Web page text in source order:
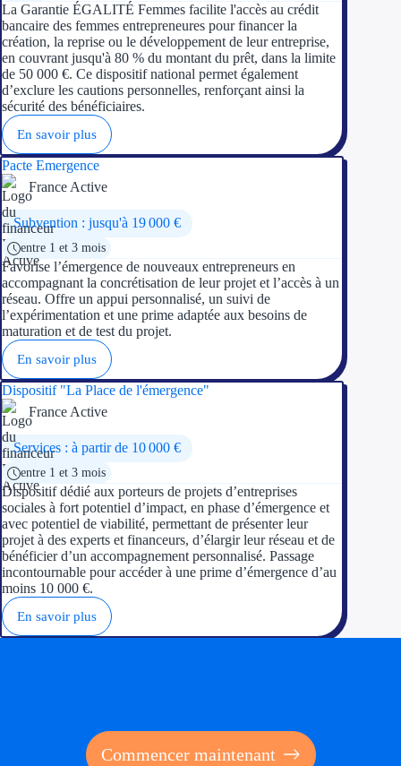
La Garantie ÉGALITÉ Femmes facilite l'accès au crédit
bancaire des femmes entrepreneures pour financer la
création, la reprise ou le développement de leur entreprise,
en couvrant jusqu'à 80 % du montant du prêt, dans la limite
de 50 000 €. Ce dispositif national permet également
d’exclure les cautions personnelles, renforçant ainsi la
sécurité des bénéficiaires.
En savoir plus
Pacte Emergence
France Active
Subvention : jusqu'à 19 000 €
entre 1 et 3 mois
Favorise l’émergence de nouveaux entrepreneurs en
accompagnant la concrétisation de leur projet et l’accès à un
réseau. Offre un appui personnalisé, un suivi de
l’expérimentation et une prime adaptée aux besoins de
maturation et de test du projet.
En savoir plus
Dispositif "La Place de l'émergence"
France Active
Services : à partir de 10 000 €
entre 1 et 3 mois
Dispositif dédié aux porteurs de projets d’entreprises
sociales à fort potentiel d’impact, en phase d’émergence et
avec potentiel de viabilité, permettant de présenter leur
projet à des experts et financeurs, d’élargir leur réseau et de
bénéficier d’un accompagnement personnalisé. Passage
incontournable pour accéder à une prime d’émergence d’au
moins 10 000 €.
En savoir plus
Commencer maintenant